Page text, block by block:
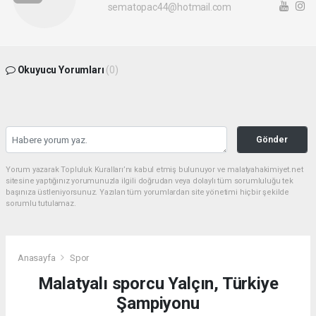
sematopac44@hotmail.com
Okuyucu Yorumları (0)
Gönder
Yorum yazarak Topluluk Kuralları’nı kabul etmiş bulunuyor ve malatyahakimiyet.net
sitesine yaptığınız yorumunuzla ilgili doğrudan veya dolaylı tüm sorumluluğu tek
başınıza üstleniyorsunuz. Yazılan tüm yorumlardan site yönetimi hiçbir şekilde
sorumlu tutulamaz.
Anasayfa Spor
Malatyalı sporcu Yalçın, Türkiye
Şampiyonu